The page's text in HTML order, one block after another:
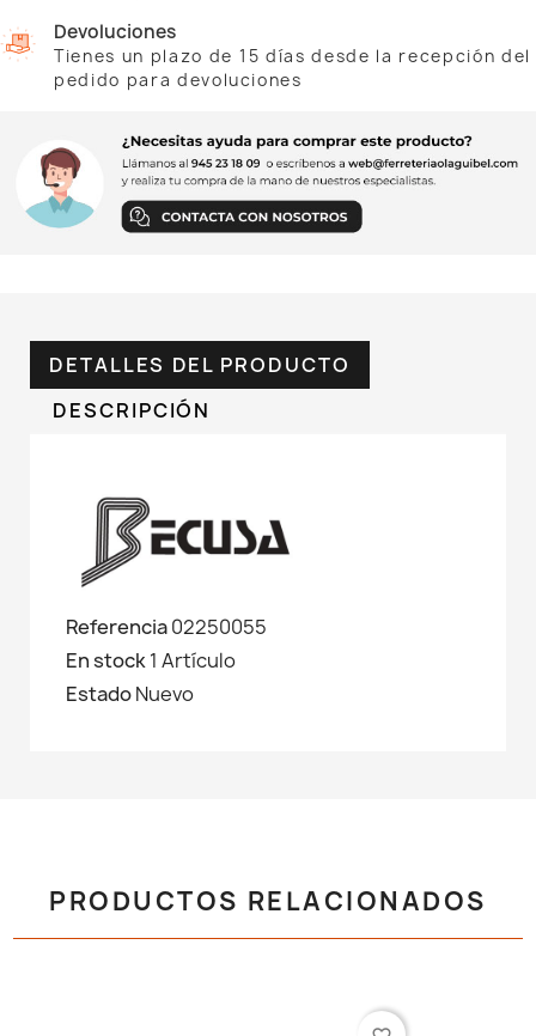
Devoluciones
Tienes un plazo de 15 días desde la recepción del
pedido para devoluciones
DETALLES DEL PRODUCTO
DESCRIPCIÓN
Referencia02250055
En stock1 Artículo
EstadoNuevo
PRODUCTOS RELACIONADOS